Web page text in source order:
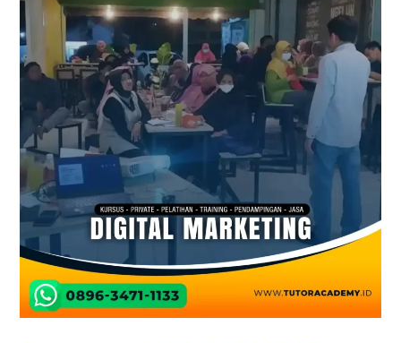
0896-
3471-
1133,
Kursus
Marketing
Kota
Pasuruan,
TutorAcademy.id